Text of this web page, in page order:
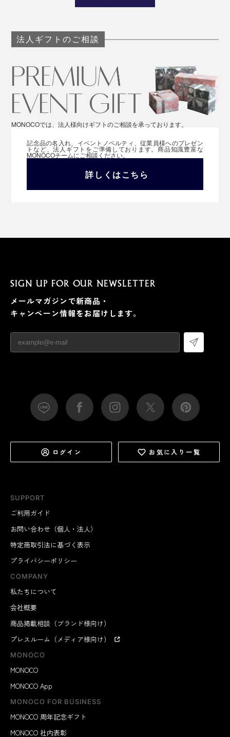
法人ギフトのご相談
MONOCOでは、法人様向けギフトのご相談を承っております。
記念品の名入れ、イベントノベルティ、従業員様へのプレゼン
トなど、法人ギフトをご準備しております。商品知識豊富な
MONOCOチームにご相談ください。
詳しくはこちら
SUPPORT
ご利用ガイド
お問い合わせ（個人・法人）
特定商取引法に基づく表示
プライバシーポリシー
COMPANY
私たちについて
会社概要
商品掲載相談（ブランド様向け）
プレスルーム（メディア様向け）
MONOCO
MONOCO
MONOCO App
MONOCO FOR BUSINESS
MONOCO 周年記念ギフト
MONOCO 社内表彰
SIGN UP FOR OUR NEWSLETTER
メールマガジンで新商品・
キャンペーン情報をお届けします。
ログイン お気に入り一覧